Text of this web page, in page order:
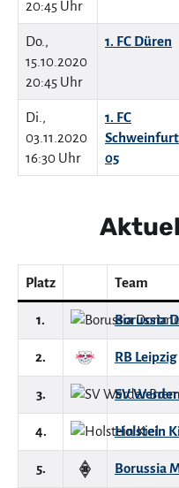
20:45 Uhr
Do.,
15.10.2020
20:45 Uhr
1. FC Düren
Di.,
03.11.2020
16:30 Uhr
1. FC
Schweinfurt
05
Platz Team
1. Borussia
2. RB Leipzig
3. SV
4. Holstein
5. Borussia